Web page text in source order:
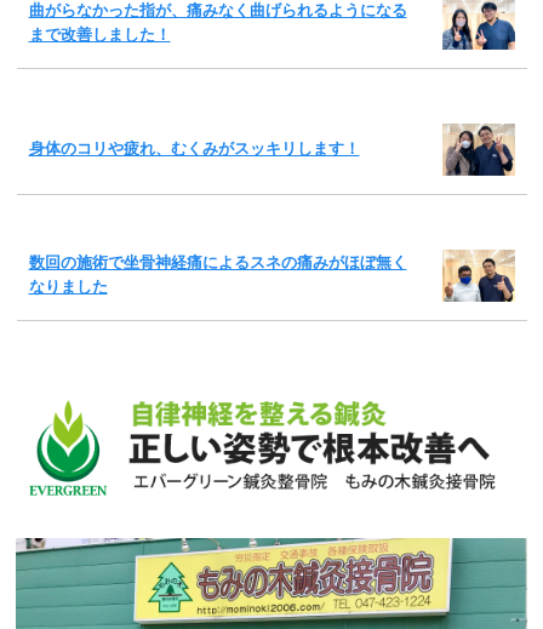
曲がらなかった指が、痛みなく曲げられるようになる
まで改善しました！
身体のコリや疲れ、むくみがスッキリします！
数回の施術で坐骨神経痛によるスネの痛みがほぼ無く
なりました